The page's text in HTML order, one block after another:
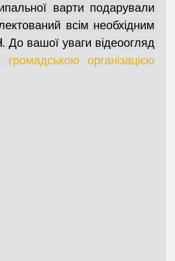
центр
дружина
варти подарували
всім необхідним
До вашої уваги відеоогляд
громадською організацією